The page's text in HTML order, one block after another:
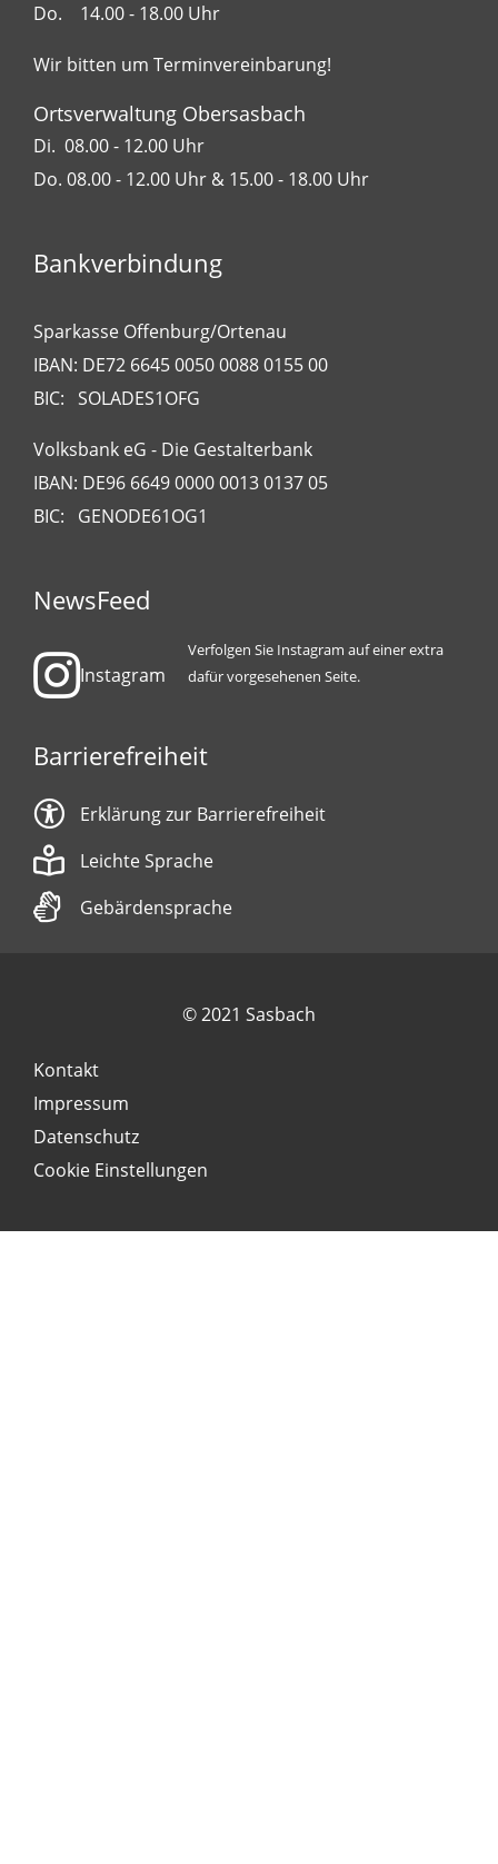
Do. 14.00 - 18.00 Uhr
Wir bitten um Terminvereinbarung!
Ortsverwaltung Obersasbach
Di. 08.00 - 12.00 Uhr
Do. 08.00 - 12.00 Uhr & 15.00 - 18.00 Uhr
Bankverbindung
Sparkasse Offenburg/Ortenau
IBAN: DE72 6645 0050 0088 0155 00
BIC: SOLADES1OFG
Volksbank eG - Die Gestalterbank
IBAN: DE96 6649 0000 0013 0137 05
BIC: GENODE61OG1
NewsFeed
Instagram
Verfolgen Sie Instagram auf einer extra
dafür vorgesehenen Seite.
Barrierefreiheit
Erklärung zur Barrierefreiheit
Leichte Sprache
Gebärdensprache
© 2021 Sasbach
Kontakt
Impressum
Datenschutz
Cookie Einstellungen